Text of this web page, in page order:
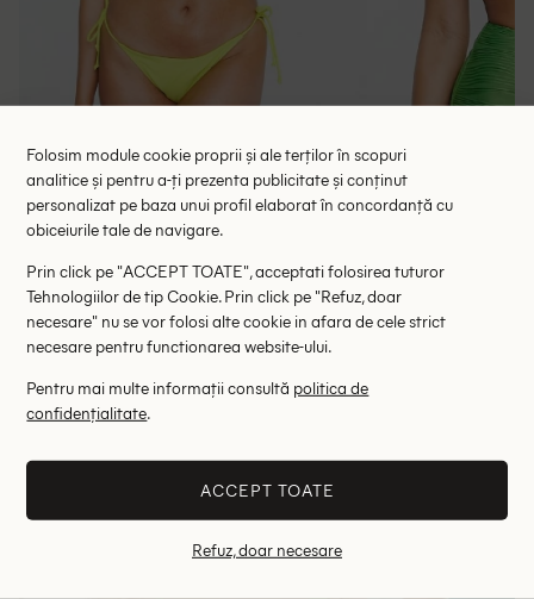
Sutien de baie Brave Soul, verde
RRP: 99.00 lei
ULTIMA ȘANSĂ
- 84% - 66%
Folosim module cookie proprii și ale terților în scopuri
analitice și pentru a-ți prezenta publicitate și conținut
personalizat pe baza unui profil elaborat în concordanță cu
obiceiurile tale de navigare.
Prin click pe "ACCEPT TOATE", acceptati folosirea tuturor
Tehnologiilor de tip Cookie. Prin click pe "Refuz, doar
necesare" nu se vor folosi alte cookie in afara de cele strict
necesare pentru functionarea website-ului.
Pentru mai multe informații consultă politica de
confidențialitate.
ACCEPT TOATE
Refuz, doar necesare